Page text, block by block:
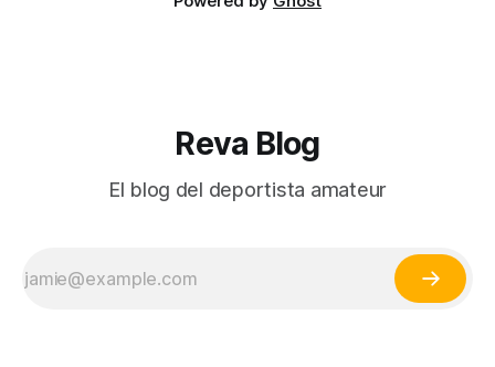
Reva Blog
El blog del deportista amateur